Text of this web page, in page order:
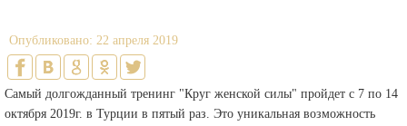
Опубликовано: 22 апреля 2019
Самый долгожданный тренинг "Круг женской силы" пройдет с 7 по 14
октября 2019г. в Турции в пятый раз. Это уникальная возможность